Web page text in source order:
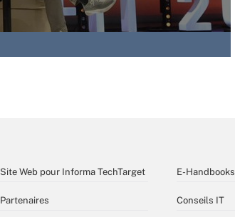
Site Web pour Informa TechTarget
Partenaires
E-Handbooks
Conseils IT